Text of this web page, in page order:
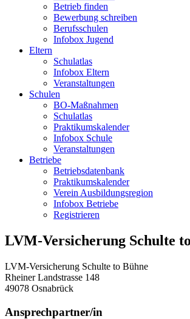
Betrieb finden
Bewerbung schreiben
Berufsschulen
Infobox Jugend
Eltern
Schulatlas
Infobox Eltern
Veranstaltungen
Schulen
BO-Maßnahmen
Schulatlas
Praktikumskalender
Infobox Schule
Veranstaltungen
Betriebe
Betriebsdatenbank
Praktikumskalender
Verein Ausbildungsregion
Infobox Betriebe
Registrieren
LVM-Versicherung Schulte
LVM-Versicherung Schulte to Bühne
Rheiner Landstrasse 148
49078 Osnabrück
Ansprechpartner/in